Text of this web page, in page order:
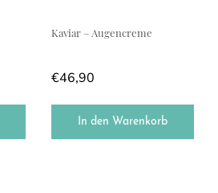
Kaviar – Augencreme
€46,90
In den Warenkorb